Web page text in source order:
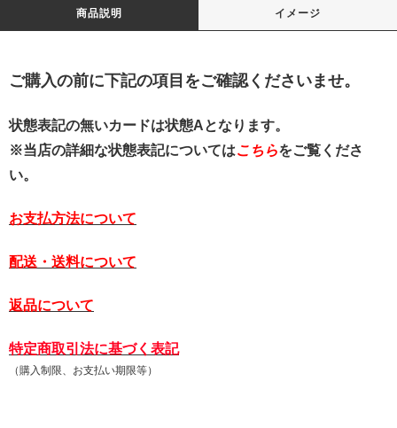
商品説明 イメージ
ご購入の前に下記の項目をご確認くださいませ。
状態表記の無いカードは状態Aとなります。
※当店の詳細な状態表記についてはこちらをご覧くださ
い。
お支払方法について
配送・送料について
返品について
特定商取引法に基づく表記
（購入制限、お支払い期限等）